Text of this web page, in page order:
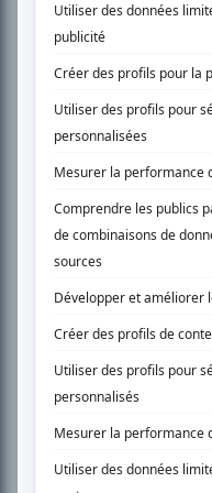
SUR LE RÉSEAU BIZZ MÉDIA
PLAN DU SITE
Accueil
Liste des oeuvres
Recherche avancée
À propos
Nous contacter
Termes et conditions
Politique de confidentialité
Gestion du consentement